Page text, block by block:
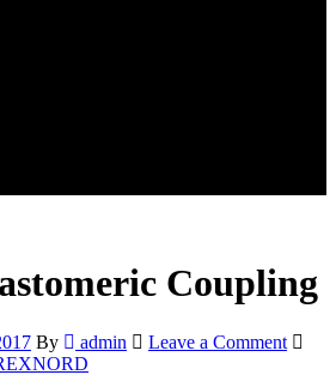
Coupling
By admin Leave a Commenton